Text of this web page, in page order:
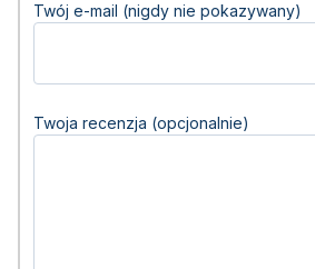
Twój e-mail (nigdy nie pokazywany)
Twoja recenzja (opcjonalnie)